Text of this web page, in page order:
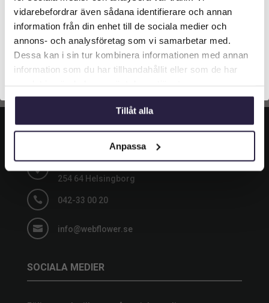
vidarebefordrar även sådana identifierare och annan
information från din enhet till de sociala medier och
annons- och analysföretag som vi samarbetar med.
Dessa kan i sin tur kombinera informationen med annan
information som du har tillhandahållit eller som de har
Tillåt alla
Anpassa
varukorg
varukorg
KONTAKT

Grustagsgatan 13,
254 64 Helsingborg
 042-33 00 20
 info@webflower.se
SOCIALA MEDIER
längst upp på sidan.
Företagskund (exkl. moms)
Privatkund (inkl. moms)